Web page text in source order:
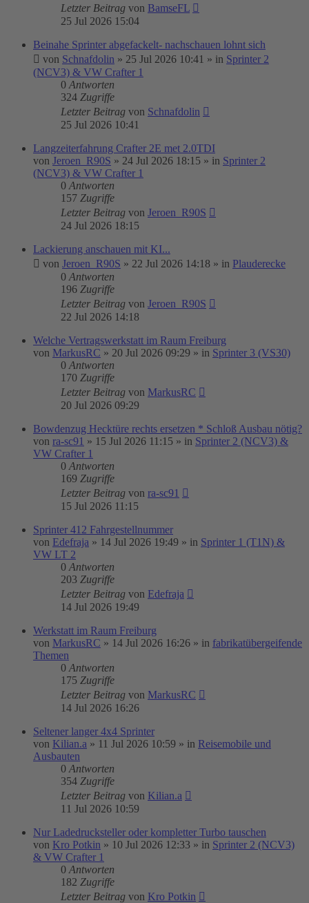
Letzter Beitrag von BamseFL
25 Jul 2026 15:04
Beinahe Sprinter abgefackelt- nachschauen lohnt sich
von Schnafdolin » 25 Jul 2026 10:41 » in Sprinter 2
(NCV3) & VW Crafter 1
0 Antworten
324 Zugriffe
Letzter Beitrag von Schnafdolin
25 Jul 2026 10:41
Langzeiterfahrung Crafter 2E met 2.0TDI
von Jeroen_R90S » 24 Jul 2026 18:15 » in Sprinter 2
(NCV3) & VW Crafter 1
0 Antworten
157 Zugriffe
Letzter Beitrag von Jeroen_R90S
24 Jul 2026 18:15
Lackierung anschauen mit KI...
von Jeroen_R90S » 22 Jul 2026 14:18 » in Plauderecke
0 Antworten
196 Zugriffe
Letzter Beitrag von Jeroen_R90S
22 Jul 2026 14:18
Welche Vertragswerkstatt im Raum Freiburg
von MarkusRC » 20 Jul 2026 09:29 » in Sprinter 3 (VS30)
0 Antworten
170 Zugriffe
Letzter Beitrag von MarkusRC
20 Jul 2026 09:29
Bowdenzug Hecktüre rechts ersetzen * Schloß Ausbau nötig?
von ra-sc91 » 15 Jul 2026 11:15 » in Sprinter 2 (NCV3) &
VW Crafter 1
0 Antworten
169 Zugriffe
Letzter Beitrag von ra-sc91
15 Jul 2026 11:15
Sprinter 412 Fahrgestellnummer
von Edefraja » 14 Jul 2026 19:49 » in Sprinter 1 (T1N) &
VW LT 2
0 Antworten
203 Zugriffe
Letzter Beitrag von Edefraja
14 Jul 2026 19:49
Werkstatt im Raum Freiburg
von MarkusRC » 14 Jul 2026 16:26 » in fabrikatübergeifende
Themen
0 Antworten
175 Zugriffe
Letzter Beitrag von MarkusRC
14 Jul 2026 16:26
Seltener langer 4x4 Sprinter
von Kilian.a » 11 Jul 2026 10:59 » in Reisemobile und
Ausbauten
0 Antworten
354 Zugriffe
Letzter Beitrag von Kilian.a
11 Jul 2026 10:59
Nur Ladedrucksteller oder kompletter Turbo tauschen
von Kro Potkin » 10 Jul 2026 12:33 » in Sprinter 2 (NCV3)
& VW Crafter 1
0 Antworten
182 Zugriffe
Letzter Beitrag von Kro Potkin